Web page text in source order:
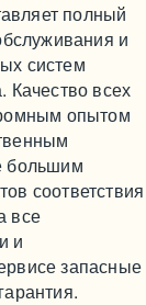
полный
и
систем
Качество всех
опытом
большим
соответствия
все
и
запасные